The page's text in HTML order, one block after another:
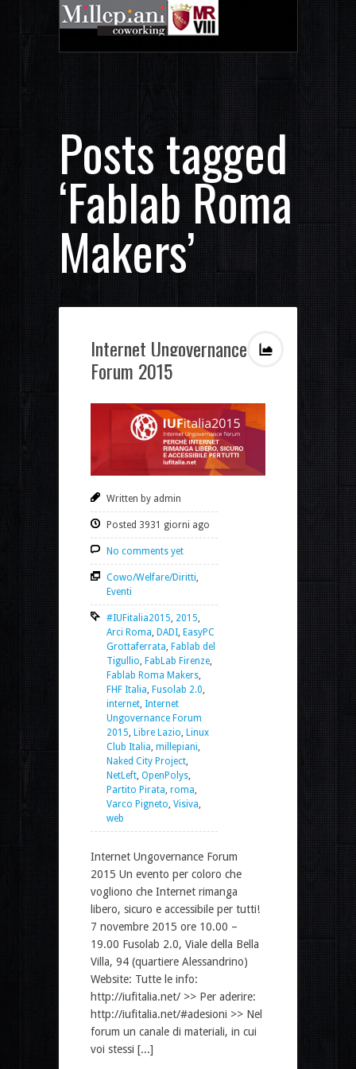
Posts tagged
‘Fablab Roma
Makers’
Internet Ungovernance
Forum 2015
Written by admin
Posted 3931 giorni ago
No comments yet
Cowo/Welfare/Diritti,
Eventi
#IUFitalia2015, 2015,
Arci Roma, DADI, EasyPC
Grottaferrata, Fablab del
Tigullio, FabLab Firenze,
Fablab Roma Makers,
FHF Italia, Fusolab 2.0,
internet, Internet
Ungovernance Forum
2015, Libre Lazio, Linux
Club Italia, millepiani,
Naked City Project,
NetLeft, OpenPolys,
Partito Pirata, roma,
Varco Pigneto, Visiva,
web
Internet Ungovernance Forum
2015 Un evento per coloro che
vogliono che Internet rimanga
libero, sicuro e accessibile per tutti!
7 novembre 2015 ore 10.00 –
19.00 Fusolab 2.0, Viale della Bella
Villa, 94 (quartiere Alessandrino)
Website: Tutte le info:
http://iufitalia.net/ >> Per aderire:
http://iufitalia.net/#adesioni >> Nel
forum un canale di materiali, in cui
voi stessi [...]